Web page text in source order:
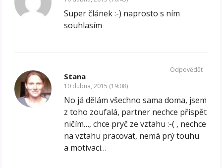
Super článek :-) naprosto s ním
souhlasím
Stana
10 dubna, 2015 (19:08)
No já dělám všechno sama doma, jsem
z toho zoufalá, partner nechce přispět
ničím…, chce pryč ze vztahu :-( , nechce
na vztahu pracovat, nemá prý touhu
a motivaci…
Odpovědět